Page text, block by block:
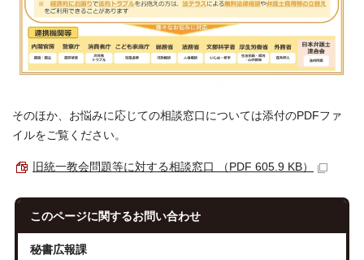
そのほか、お悩みに応じての相談窓口については添付のPDFファ
イルをご覧ください。
旧統一教会問題等に対する相談窓口 （PDF 605.9 KB）
このページに関するお問い合わせ
秘書広報課